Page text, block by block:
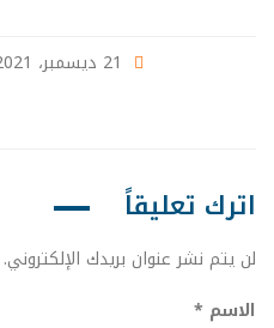
اترك تعليقاً
لن يتم نشر عنوان بريدك الإلكتروني.
الاسم *